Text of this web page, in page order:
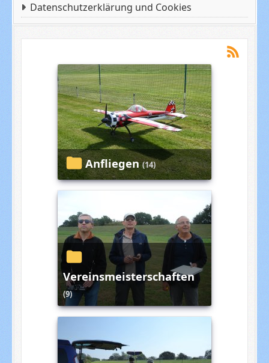
Datenschutzerklärung und Cookies
Anfliegen (14)
Vereinsmeisterschaften
(9)